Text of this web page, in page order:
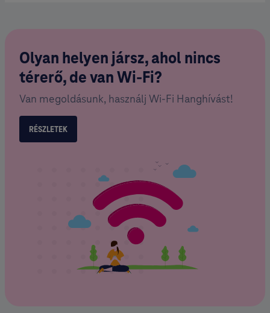
Olyan helyen jársz, ahol nincs
térerő, de van Wi-Fi?
Van megoldásunk, használj Wi-Fi Hanghívást!
RÉSZLETEK